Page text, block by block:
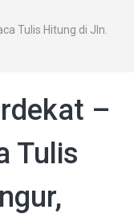
Tulis Hitung di Jln.
–
Tulis